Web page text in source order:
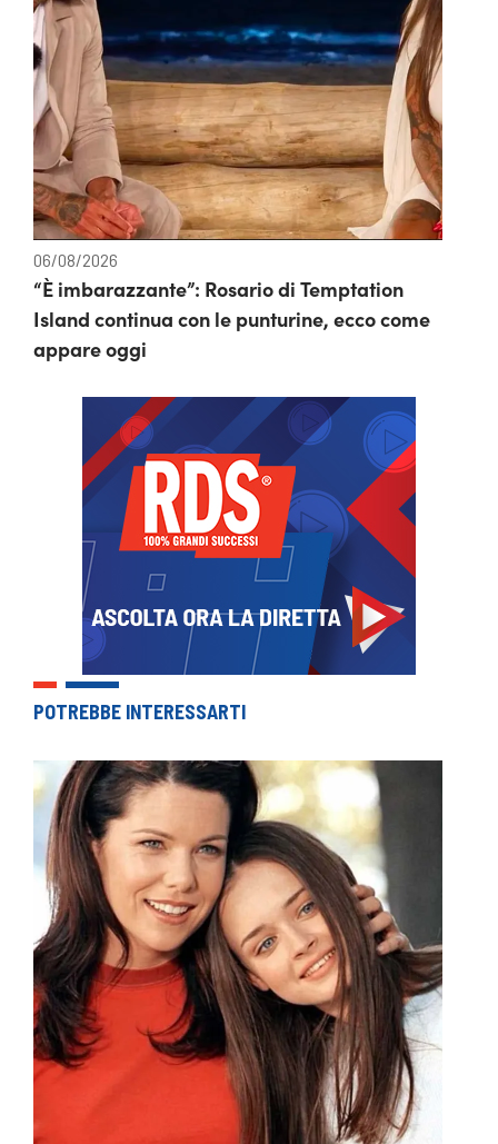
06/08/2026
“È imbarazzante”: Rosario di Temptation
Island continua con le punturine, ecco come
appare oggi
POTREBBE INTERESSARTI